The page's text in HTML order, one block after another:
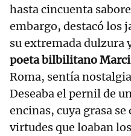
hasta cincuenta
embargo, destacó los
su extremada dulzura
poeta bilbilitano
Roma, sentía
Deseaba el pernil de
encinas, cuya grasa
virtudes que loaban